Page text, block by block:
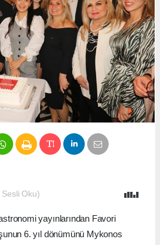
Sesli Oku)
yayınlarından Favori
6. yıl dönümünü Mykonos